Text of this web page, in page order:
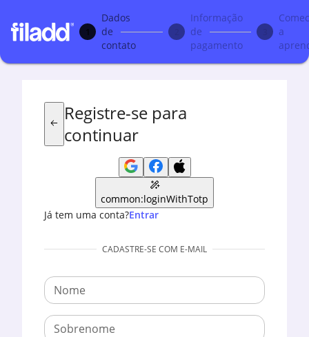
1
Dados
de
contato
Informação
de
pagamento
a
Registre-se para
continuar
common:loginWithTotp
Já tem uma conta?Entrar
CADASTRE-SE COM E-MAIL
Nome
Sobrenome